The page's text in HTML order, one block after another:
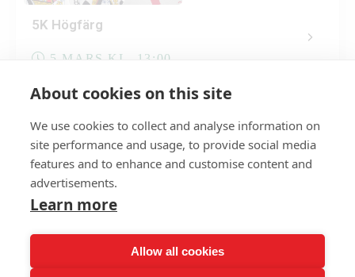
5K Högfärg
5 MARS KL. 13:00
About cookies on this site
We use cookies to collect and analyse information on
site performance and usage, to provide social media
features and to enhance and customise content and
advertisements.
Learn more
Allow all cookies